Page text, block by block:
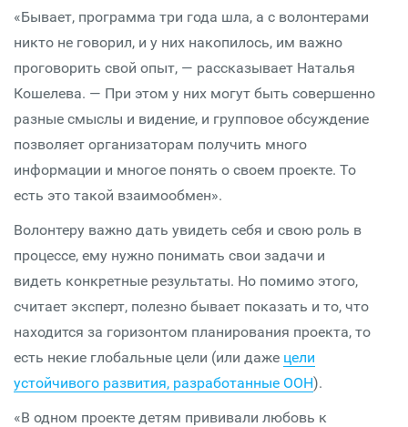
«Бывает, программа три года шла, а с волонтерами
никто не говорил, и у них накопилось, им важно
проговорить свой опыт, — рассказывает Наталья
Кошелева. — При этом у них могут быть совершенно
разные смыслы и видение, и групповое обсуждение
позволяет организаторам получить много
информации и многое понять о своем проекте. То
есть это такой взаимообмен».
Волонтеру важно дать увидеть себя и свою роль в
процессе, ему нужно понимать свои задачи и
видеть конкретные результаты. Но помимо этого,
считает эксперт, полезно бывает показать и то, что
находится за горизонтом планирования проекта, то
есть некие глобальные цели (или даже цели
устойчивого развития, разработанные ООН).
«В одном проекте детям прививали любовь к